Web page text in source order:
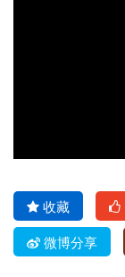
收藏
微博分享